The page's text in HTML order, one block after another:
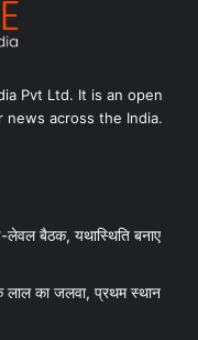
Pvt Ltd. It is an open
news across the India.
लेवल बैठक, यथास्थिति बनाए
लाल का जलवा, प्रथम स्थान